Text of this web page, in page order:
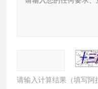
请输入计算结果（填写阿